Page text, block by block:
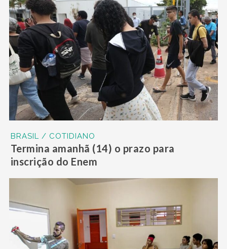
BRASIL / COTIDIANO
Termina amanhã (14) o prazo para
inscrição do Enem